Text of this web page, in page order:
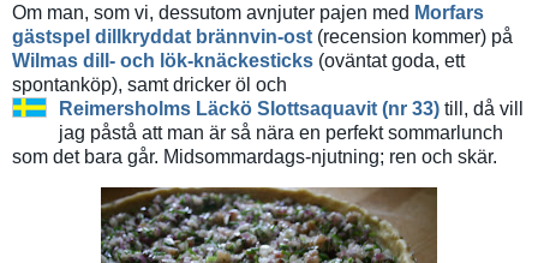
Om man, som vi, dessutom avnjuter pajen med Morfars
gästspel dillkryddat brännvin-ost (recension kommer) på
Wilmas dill- och lök-knäckesticks (oväntat goda, ett
spontanköp), samt dricker öl och
Reimersholms Läckö Slottsaquavit (nr 33) till, då vill
jag påstå att man är så nära en perfekt sommarlunch
som det bara går. Midsommardags-njutning; ren och skär.